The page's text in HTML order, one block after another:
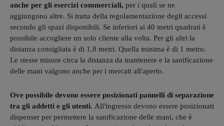
anche per gli esercizi commerciali, per i quali se ne
aggiungono altre. Si tratta della regolamentazione degli accessi
secondo gli spazi disponibili. Se inferiori ai 40 metri quadrati è
possibile accogliere un solo cliente alla volta. Per gli altri la
distanza consigliata è di 1,8 metri. Quella minima è di 1 metro.
Le stesse misure circa la distanza da mantenere e la sanificazione
delle mani valgono anche per i mercati all'aperto.
Ove possibile devono essere posizionati pannelli di separazione
tra gli addetti e gli utenti. All'ingresso devono essere posizionati
dispenser per permettere la sanificazione delle mani, che è